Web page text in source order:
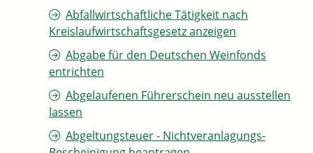
Abfallwirtschaftliche Tätigkeit nach
Kreislaufwirtschaftsgesetz anzeigen
Abgabe für den Deutschen Weinfonds
entrichten
Abgelaufenen Führerschein neu ausstellen
lassen
Abgeltungsteuer - Nichtveranlagungs-